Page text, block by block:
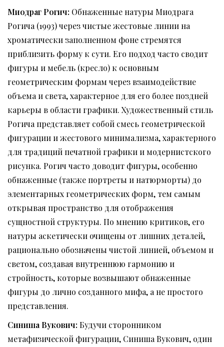
Миодраг Рогич: Обнаженные натуры Миодрага
Рогича (1993) через чистые жестовые линии на
хроматически заполненном фоне стремятся
приблизить форму к сути. Его подход часто сводит
фигуры и мебель (кресло) к основным
геометрическим формам через взаимодействие
объема и света, характерное для его более поздней
карьеры в области графики. Художественный стиль
Рогича представляет собой смесь геометрической
фигурации и жестового минимализма, характерного
для традиций печатной графики и модернистского
рисунка. Рогич часто доводит фигуры, особенно
обнаженные (также портреты и натюрморты) до
элементарных геометрических форм, тем самым
открывая пространство для отображения
сущностной структуры. По мнению критиков, его
натуры аскетически очищены от лишних деталей,
рационально обозначены чистой линией, объемом и
светом, создавая внутреннюю гармонию и
стройность, которые возвышают обнаженные
фигуры до лично созданного мифа, а не простого
представления.
Синиша Вукович: Будучи сторонником
метафизической фигурации, Синиша Вукович, один